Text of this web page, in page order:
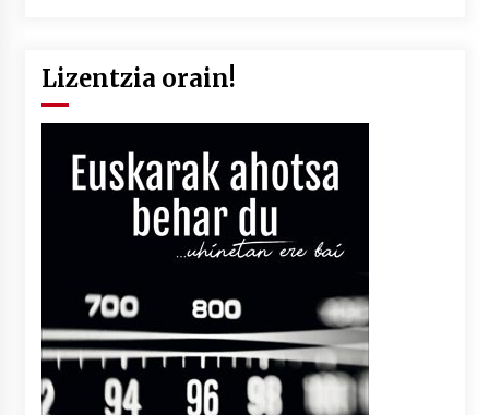
Lizentzia orain!